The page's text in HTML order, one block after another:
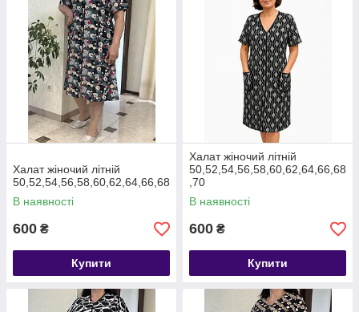
Халат жіночий літній
50,52,54,56,58,60,62,64,66,68
В наявності
600 ₴
Купити
Халат жіночий літній
50,52,54,56,58,60,62,64,66,68
,70
В наявності
600 ₴
Купити